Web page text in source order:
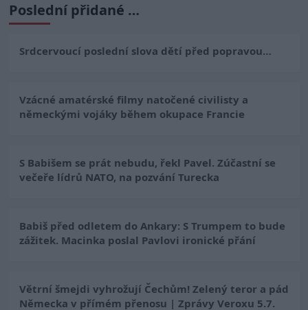
někomu přifařit. Naše Česko
vidí ve sporu truc prezidenta
hádka o klima v ČT: Ministr Červený
pod palbou
TRAPNÁ HRA! Havel (TOP 09) drsně
zúčtoval s Nacherem (ANO). Ve
„Nechápu, čemu se tak stupidně
Poslední přidané …
Srdcervoucí poslední slova dětí před popravou…
Vzácné amatérské filmy natočené civilisty a
německými vojáky během okupace Francie
S Babišem se prát nebudu, řekl Pavel. Zúčastní se
večeře lídrů NATO, na pozvání Turecka
Babiš před odletem do Ankary: S Trumpem to bude
zážitek. Macinka poslal Pavlovi ironické přání
Větrní šmejdi vyhrožují Čechům! Zelený teror a pád
Německa v přímém přenosu | Zprávy Veroxu 5.7.